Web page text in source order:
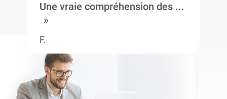
Une vraie compréhension des ...
F.